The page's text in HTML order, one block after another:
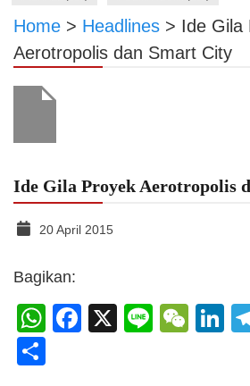
Home > Headlines > Ide Gila
Aerotropolis dan Smart City
Ide Gila Proyek Aerotropolis
20 April 2015
Bagikan:
WhatsApp
Facebook
X Line